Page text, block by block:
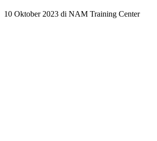
10 Oktober 2023 di NAM Training Center